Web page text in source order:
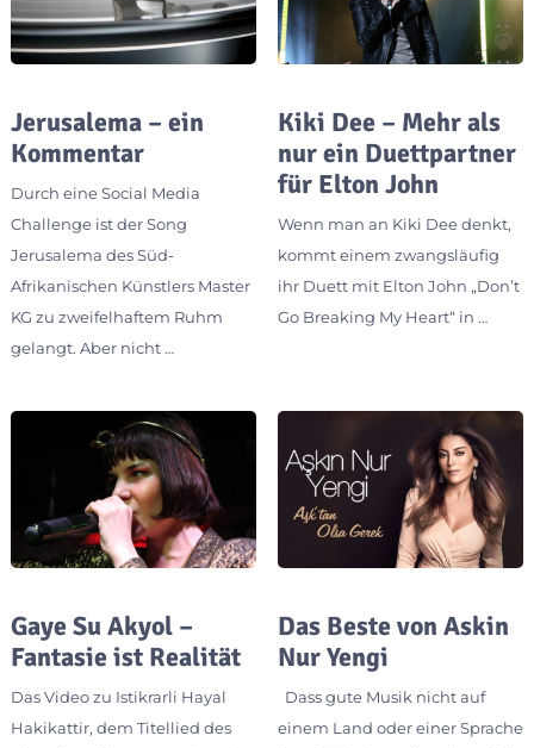
Jerusalema – ein
Kommentar
Durch eine Social Media
Challenge ist der Song
Jerusalema des Süd-
Afrikanischen Künstlers Master
KG zu zweifelhaftem Ruhm
gelangt. Aber nicht …
Kiki Dee – Mehr als
nur ein Duettpartner
für Elton John
Wenn man an Kiki Dee denkt,
kommt einem zwangsläufig
ihr Duett mit Elton John „Don’t
Go Breaking My Heart“ in …
Gaye Su Akyol –
Fantasie ist Realität
Das Video zu Istikrarli Hayal
Hakikattir, dem Titellied des
Das Beste von Askin
Nur Yengi
Dass gute Musik nicht auf
einem Land oder einer Sprache